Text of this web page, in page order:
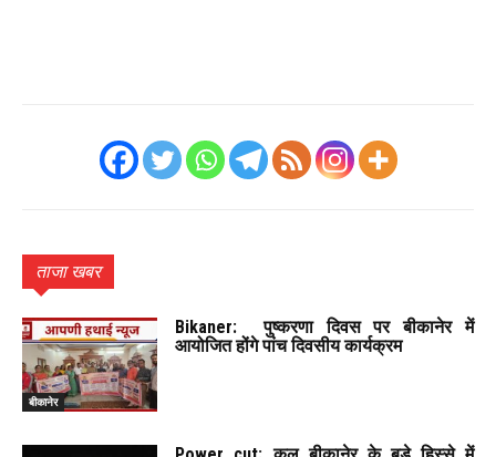
ताजा खबर
बीकानेर
Bikaner: पुष्करणा दिवस पर बीकानेर में
आयोजित होंगे पांच दिवसीय कार्यक्रम